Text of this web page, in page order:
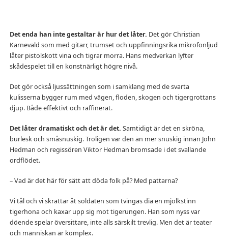
Det enda han inte gestaltar är hur det låter. Det gör Christian
Karnevald som med gitarr, trumset och uppfinningsrika mikrofonljud
låter pistolskott vina och tigrar morra. Hans medverkan lyfter
skådespelet till en konstnärligt högre nivå.
Det gör också ljussättningen som i samklang med de svarta
kulisserna bygger rum med vägen, floden, skogen och tigergrottans
djup. Både effektivt och raffinerat.
Det låter dramatiskt och det är det. Samtidigt är det en skröna,
burlesk och småsnuskig. Troligen var den än mer snuskig innan John
Hedman och regissören Viktor Hedman bromsade i det svallande
ordflödet.
– Vad är det här för sätt att döda folk på? Med pattarna?
Vi tål och vi skrattar åt soldaten som tvingas dia en mjölkstinn
tigerhona och kaxar upp sig mot tigerungen. Han som nyss var
döende spelar översittare, inte alls särskilt trevlig. Men det är teater
och människan är komplex.